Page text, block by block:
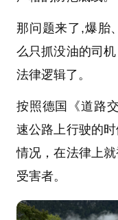
那问题来了,爆胎
么只抓没油的司
法律逻辑了。
按照德国《道路
速公路上行驶的
情况，在法律上
受害者。